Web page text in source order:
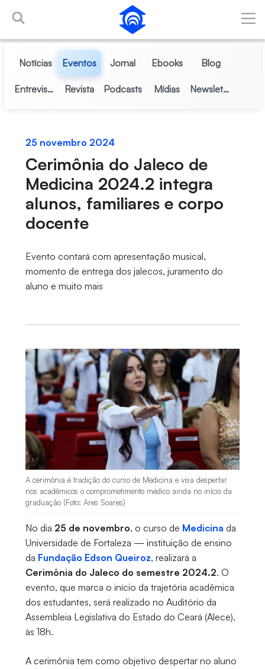
Pular para o Conteúdo principal
Notícias Eventos Jornal Ebooks Blog
Entrevistas Revista Podcasts Mídias Newsletter
25 novembro 2024
Cerimônia do Jaleco de
Medicina 2024.2 integra
alunos, familiares e corpo
docente
Evento contará com apresentação musical,
momento de entrega dos jalecos, juramento do
aluno e muito mais
A cerimônia é tradição do curso de Medicina e visa despertar
nos acadêmicos o comprometimento médico ainda no início da
graduação (Foto: Ares Soares)
No dia 25 de novembro, o curso de Medicina da
Universidade de Fortaleza — instituição de ensino
da Fundação Edson Queiroz, realizará a
Cerimônia do Jaleco do semestre 2024.2. O
evento, que marca o início da trajetória acadêmica
dos estudantes, será realizado no Auditório da
Assembleia Legislativa do Estado do Ceará (Alece),
às 18h.
A cerimônia tem como objetivo despertar no aluno